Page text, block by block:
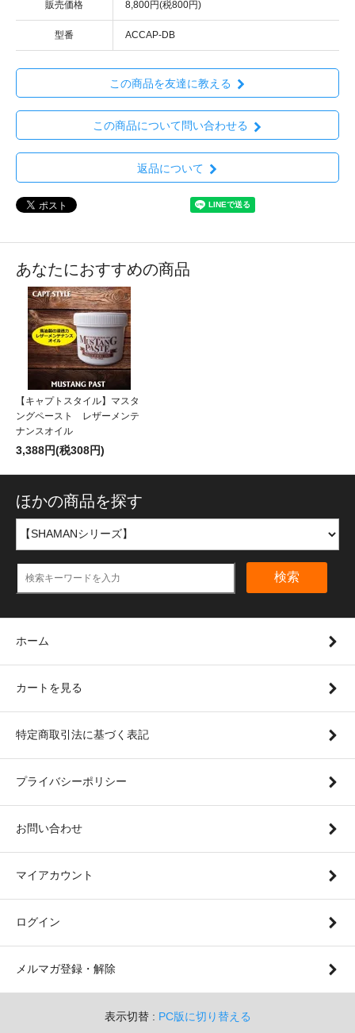
販売価格 8,800円(税800円)
型番 ACCAP-DB
この商品を友達に教える
この商品について問い合わせる
返品について
あなたにおすすめの商品
【キャプトスタイル】マスタ
ングペースト レザーメンテ
ナンスオイル
3,388円(税308円)
ほかの商品を探す
検索
ホーム
カートを見る
特定商取引法に基づく表記
プライバシーポリシー
お問い合わせ
マイアカウント
ログイン
メルマガ登録・解除
表示切替 : PC版に切り替える